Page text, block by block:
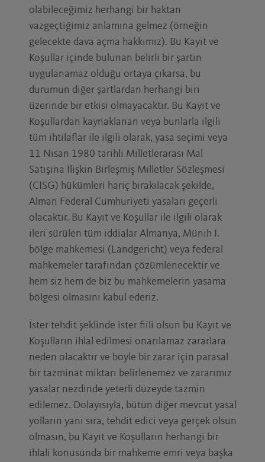
olabileceğimiz herhangi bir haktan
vazgeçtiğimiz anlamına gelmez (örneğin
gelecekte dava açma hakkımız). Bu Kayıt ve
Koşullar içinde bulunan belirli bir şartın
uygulanamaz olduğu ortaya çıkarsa, bu
durumun diğer şartlardan herhangi biri
üzerinde bir etkisi olmayacaktır. Bu Kayıt ve
Koşullardan kaynaklanan veya bunlarla ilgili
tüm ihtilaflar ile ilgili olarak, yasa seçimi veya
11 Nisan 1980 tarihli Milletlerarası Mal
Satışına İlişkin Birleşmiş Milletler Sözleşmesi
(CISG) hükümleri hariç bırakılacak şekilde,
Alman Federal Cumhuriyeti yasaları geçerli
olacaktır. Bu Kayıt ve Koşullar ile ilgili olarak
ileri sürülen tüm iddialar Almanya, Münih I.
bölge mahkemesi (Landgericht) veya federal
mahkemeler tarafından çözümlenecektir ve
hem siz hem de biz bu mahkemelerin yasama
bölgesi olmasını kabul ederiz.
İster tehdit şeklinde ister fiili olsun bu Kayıt ve
Koşulların ihlal edilmesi onarılamaz zararlara
neden olacaktır ve böyle bir zarar için parasal
bir tazminat miktarı belirlenemez ve zararımız
yasalar nezdinde yeterli düzeyde tazmin
edilemez. Dolayısıyla, bütün diğer mevcut yasal
yolların yanı sıra, tehdit edici veya gerçek olsun
olmasın, bu Kayıt ve Koşulların herhangi bir
ihlali konusunda bir mahkeme emri veya başka